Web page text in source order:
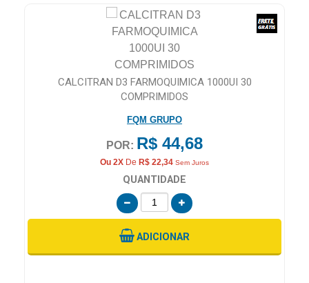
CALCITRAN D3 FARMOQUIMICA 1000UI 30
COMPRIMIDOS
FQM GRUPO
POR: R$ 44,68
Ou 2X De R$ 22,34 Sem Juros
QUANTIDADE
ADICIONAR